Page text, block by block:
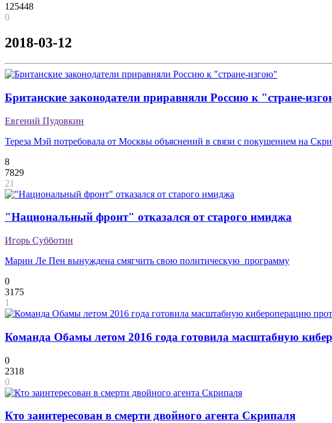
125448
0
2018-03-12
Британские законодатели приравняли Россию к "стране-
Евгений Пудовкин
Тереза Мэй потребовала от Москвы объяснений в связи с покушением на
8
7829
21
"Национальный фронт" отказался от старого имиджа
Игорь Субботин
Марин Ле Пен вынуждена смягчить свою политическую программу
0
3175
1
Команда Обамы летом 2016 года готовила масштабную
0
2318
0
Кто заинтересован в смерти двойного агента Скрипаля